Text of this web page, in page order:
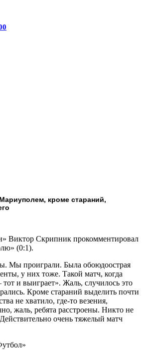
кроме стараний,
Виктор Скрипник прокомментировал
(0:1).
Мы проиграли. Была обоюдоострая
у них тоже. Такой матч, когда
тот и выиграет». Жаль, случилось это
Кроме стараний выделить почти
не хватило, где-то везения,
жаль, ребята расстроены. Никто не
очень тяжелый матч